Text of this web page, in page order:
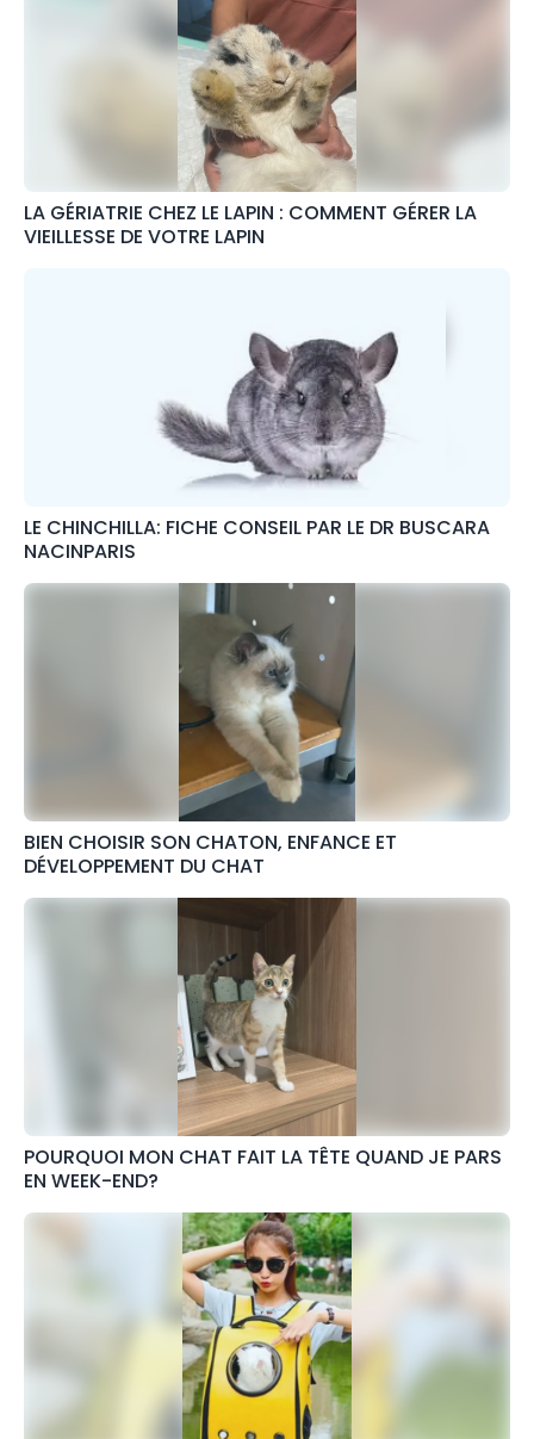
LA GÉRIATRIE CHEZ LE LAPIN : COMMENT GÉRER LA
VIEILLESSE DE VOTRE LAPIN
LE CHINCHILLA: FICHE CONSEIL PAR LE DR BUSCARA
NACINPARIS
BIEN CHOISIR SON CHATON, ENFANCE ET
DÉVELOPPEMENT DU CHAT
POURQUOI MON CHAT FAIT LA TÊTE QUAND JE PARS
EN WEEK-END?